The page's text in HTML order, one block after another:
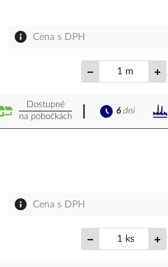
Cena s DPH
m
Dostupné
na pobočkách
6 dní
Cena s DPH
ks